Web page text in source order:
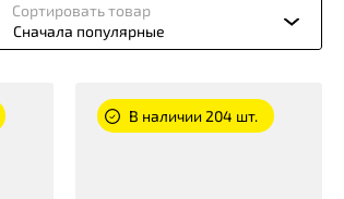
Сортировать товар
Сначала популярные
В наличии 204 шт.